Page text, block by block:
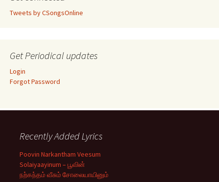
Tweets by CSongsOnline
Get Periodical updates
Login
Forgot Password
Recently Added Lyrics
Poovin Narkantham Veesum
Solaiyaayinum – பூவின்
நற்கந்தம் வீசும் சோலையாயினும்